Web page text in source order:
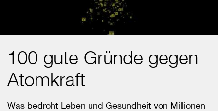
100 gute Gründe gegen
Atomkraft
Was bedroht Leben und Gesundheit von Millionen